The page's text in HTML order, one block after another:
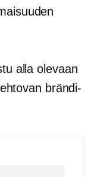
alla olevaan
brändi-